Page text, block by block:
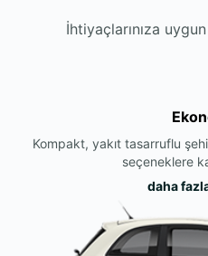
İhtiyaçlarınıza
Kompakt, yakıt tasarruflu
seçeneklere
daha